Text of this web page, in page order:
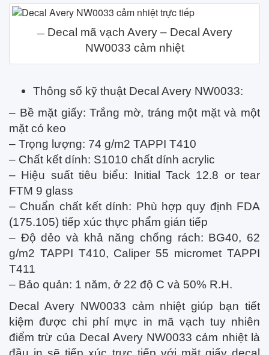
Decal mã vạch Avery – Decal Avery
NW0033 cảm nhiệt
Thông số kỹ thuật Decal Avery NW0033:
– Bề mặt giấy: Trắng mờ, tráng một mặt và một
mặt có keo
– Trọng lượng: 74 g/m2 TAPPI T410
– Chất kết dính: S1010 chất dính acrylic
– Hiệu suất tiêu biểu: Initial Tack 12.8 or tear
FTM 9 glass
– Chuẩn chất kết dính: Phù hợp quy định FDA
(175.105) tiếp xúc thực phẩm gián tiếp
– Độ dẻo và khả năng chống rách: BG40, 62
g/m2 TAPPI T410, Caliper 55 micromet TAPPI
T411
– Bảo quản: 1 năm, ở 22 độ C và 50% R.H.
Decal Avery NW0033 cảm nhiệt giúp bạn tiết
kiệm được chi phí mực in mã vạch tuy nhiên
điểm trừ của Decal Avery NW0033 cảm nhiệt là